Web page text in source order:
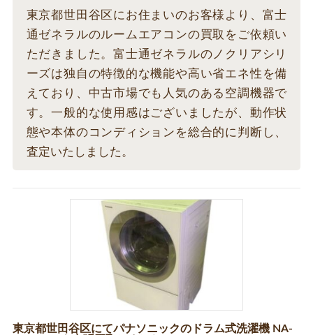
東京都世田谷区にお住まいのお客様より、富士
通ゼネラルのルームエアコンの買取をご依頼い
ただきました。富士通ゼネラルのノクリアシリ
ーズは独自の特徴的な機能や高い省エネ性を備
えており、中古市場でも人気のある空調機器で
す。一般的な使用感はございましたが、動作状
態や本体のコンディションを総合的に判断し、
査定いたしました。
東京都世田谷区にてパナソニックのドラム式洗濯機 NA-